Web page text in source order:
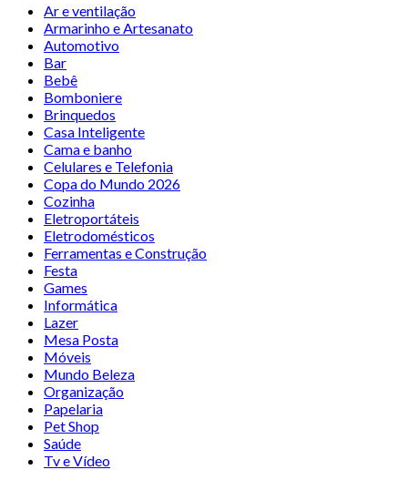
Ar e ventilação
Armarinho e Artesanato
Automotivo
Bar
Bebê
Bomboniere
Brinquedos
Casa Inteligente
Cama e banho
Celulares e Telefonia
Copa do Mundo 2026
Cozinha
Eletroportáteis
Eletrodomésticos
Ferramentas e Construção
Festa
Games
Informática
Lazer
Mesa Posta
Móveis
Mundo Beleza
Organização
Papelaria
Pet Shop
Saúde
Tv e Vídeo